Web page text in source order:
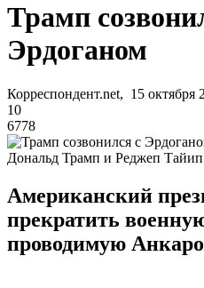
Трамп
Эрдоганом
Корреспондент.net, 15 октября
10
6778
Дональд Трамп и Реджеп
Американский
прекратить
проводимую